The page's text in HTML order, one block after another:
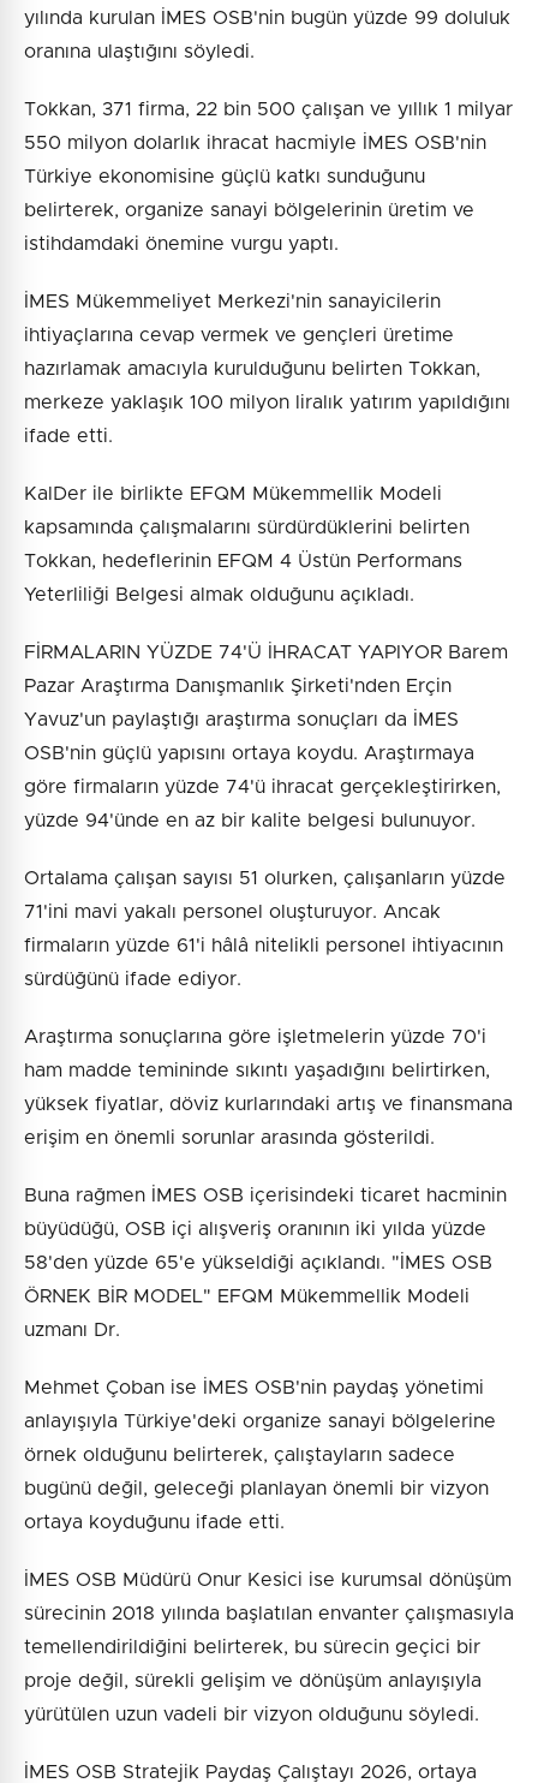
yılında kurulan İMES OSB'nin bugün yüzde 99 doluluk
oranına ulaştığını söyledi.
Tokkan, 371 firma, 22 bin 500 çalışan ve yıllık 1 milyar
550 milyon dolarlık ihracat hacmiyle İMES OSB'nin
Türkiye ekonomisine güçlü katkı sunduğunu
belirterek, organize sanayi bölgelerinin üretim ve
istihdamdaki önemine vurgu yaptı.
İMES Mükemmeliyet Merkezi'nin sanayicilerin
ihtiyaçlarına cevap vermek ve gençleri üretime
hazırlamak amacıyla kurulduğunu belirten Tokkan,
merkeze yaklaşık 100 milyon liralık yatırım yapıldığını
ifade etti.
KalDer ile birlikte EFQM Mükemmellik Modeli
kapsamında çalışmalarını sürdürdüklerini belirten
Tokkan, hedeflerinin EFQM 4 Üstün Performans
Yeterliliği Belgesi almak olduğunu açıkladı.
FİRMALARIN YÜZDE 74'Ü İHRACAT YAPIYOR Barem
Pazar Araştırma Danışmanlık Şirketi'nden Erçin
Yavuz'un paylaştığı araştırma sonuçları da İMES
OSB'nin güçlü yapısını ortaya koydu. Araştırmaya
göre firmaların yüzde 74'ü ihracat gerçekleştirirken,
yüzde 94'ünde en az bir kalite belgesi bulunuyor.
Ortalama çalışan sayısı 51 olurken, çalışanların yüzde
71'ini mavi yakalı personel oluşturuyor. Ancak
firmaların yüzde 61'i hâlâ nitelikli personel ihtiyacının
sürdüğünü ifade ediyor.
Araştırma sonuçlarına göre işletmelerin yüzde 70'i
ham madde temininde sıkıntı yaşadığını belirtirken,
yüksek fiyatlar, döviz kurlarındaki artış ve finansmana
erişim en önemli sorunlar arasında gösterildi.
Buna rağmen İMES OSB içerisindeki ticaret hacminin
büyüdüğü, OSB içi alışveriş oranının iki yılda yüzde
58'den yüzde 65'e yükseldiği açıklandı. "İMES OSB
ÖRNEK BİR MODEL" EFQM Mükemmellik Modeli
uzmanı Dr.
Mehmet Çoban ise İMES OSB'nin paydaş yönetimi
anlayışıyla Türkiye'deki organize sanayi bölgelerine
örnek olduğunu belirterek, çalıştayların sadece
bugünü değil, geleceği planlayan önemli bir vizyon
ortaya koyduğunu ifade etti.
İMES OSB Müdürü Onur Kesici ise kurumsal dönüşüm
sürecinin 2018 yılında başlatılan envanter çalışmasıyla
temellendirildiğini belirterek, bu sürecin geçici bir
proje değil, sürekli gelişim ve dönüşüm anlayışıyla
yürütülen uzun vadeli bir vizyon olduğunu söyledi.
İMES OSB Stratejik Paydaş Çalıştayı 2026, ortaya